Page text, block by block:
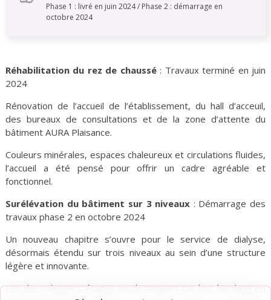
Phase 1 : livré en juin 2024 / Phase 2 : démarrage en
octobre 2024
Réhabilitation du rez de chaussé: Travaux terminé en juin
2024
Rénovation de l’accueil de l’établissement, du hall d’acceuil,
des bureaux de consultations et de la zone d’attente du
bâtiment AURA Plaisance.
Couleurs minérales, espaces chaleureux et circulations fluides,
l’accueil a été pensé pour offrir un cadre agréable et
fonctionnel.
Surélévation du bâtiment sur 3 niveaux : Démarrage des
travaux phase 2 en octobre 2024
Un nouveau chapitre s’ouvre pour le service de dialyse,
désormais étendu sur trois niveaux au sein d’une structure
légère et innovante.
Les deux derniers étages se distinguent par leur bardage en